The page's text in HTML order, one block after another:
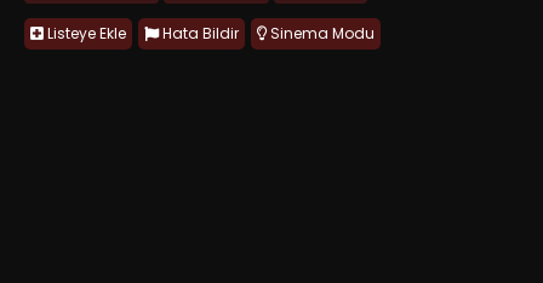
Listeye Ekle Hata Bildir Sinema Modu